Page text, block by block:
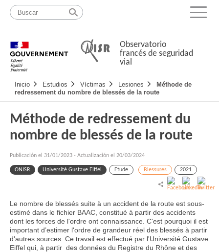
Pasar
contenido
Mapa
web
Menu
Observatorio
francés de seguridad
vial
Navigation
principale
Inicio Estudios Víctimas Lesiones
Méthode de
redressement du nombre de blessés de la route
Méthode de redressement du
nombre de blessés de la route
Publicación el 31/01/2023 - Actualización el 20/03/2024
ONISR Université Gustave Eiffel Etude Blessures 2021
Le nombre de blessés suite à un accident de la route est sous-
estimé dans le fichier BAAC, constitué à partir des accidents
dont les forces de l'ordre ont connaissance. C'est pourquoi il est
important d’estimer l'ordre de grandeur réel des blessés à partir
d'autres sources. Ce travail est effectué par l'Université Gustave
Eiffel qui, à partir des données du Registre du Rhône et des